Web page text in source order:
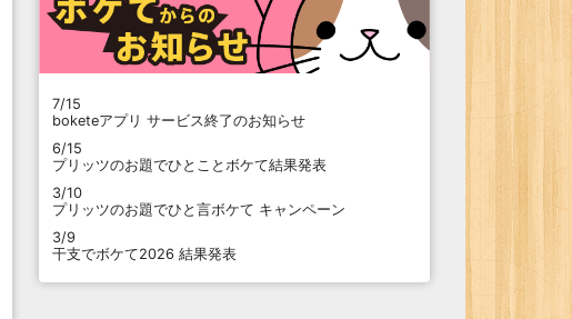
7/15
boketeアプリ サービス終了のお知らせ
6/15
プリッツのお題でひとことボケて結果発表
3/10
プリッツのお題でひと言ボケて キャンペーン
3/9
干支でボケて2026 結果発表